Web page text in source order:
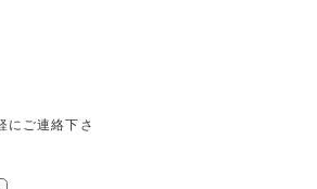
にご連絡下さ